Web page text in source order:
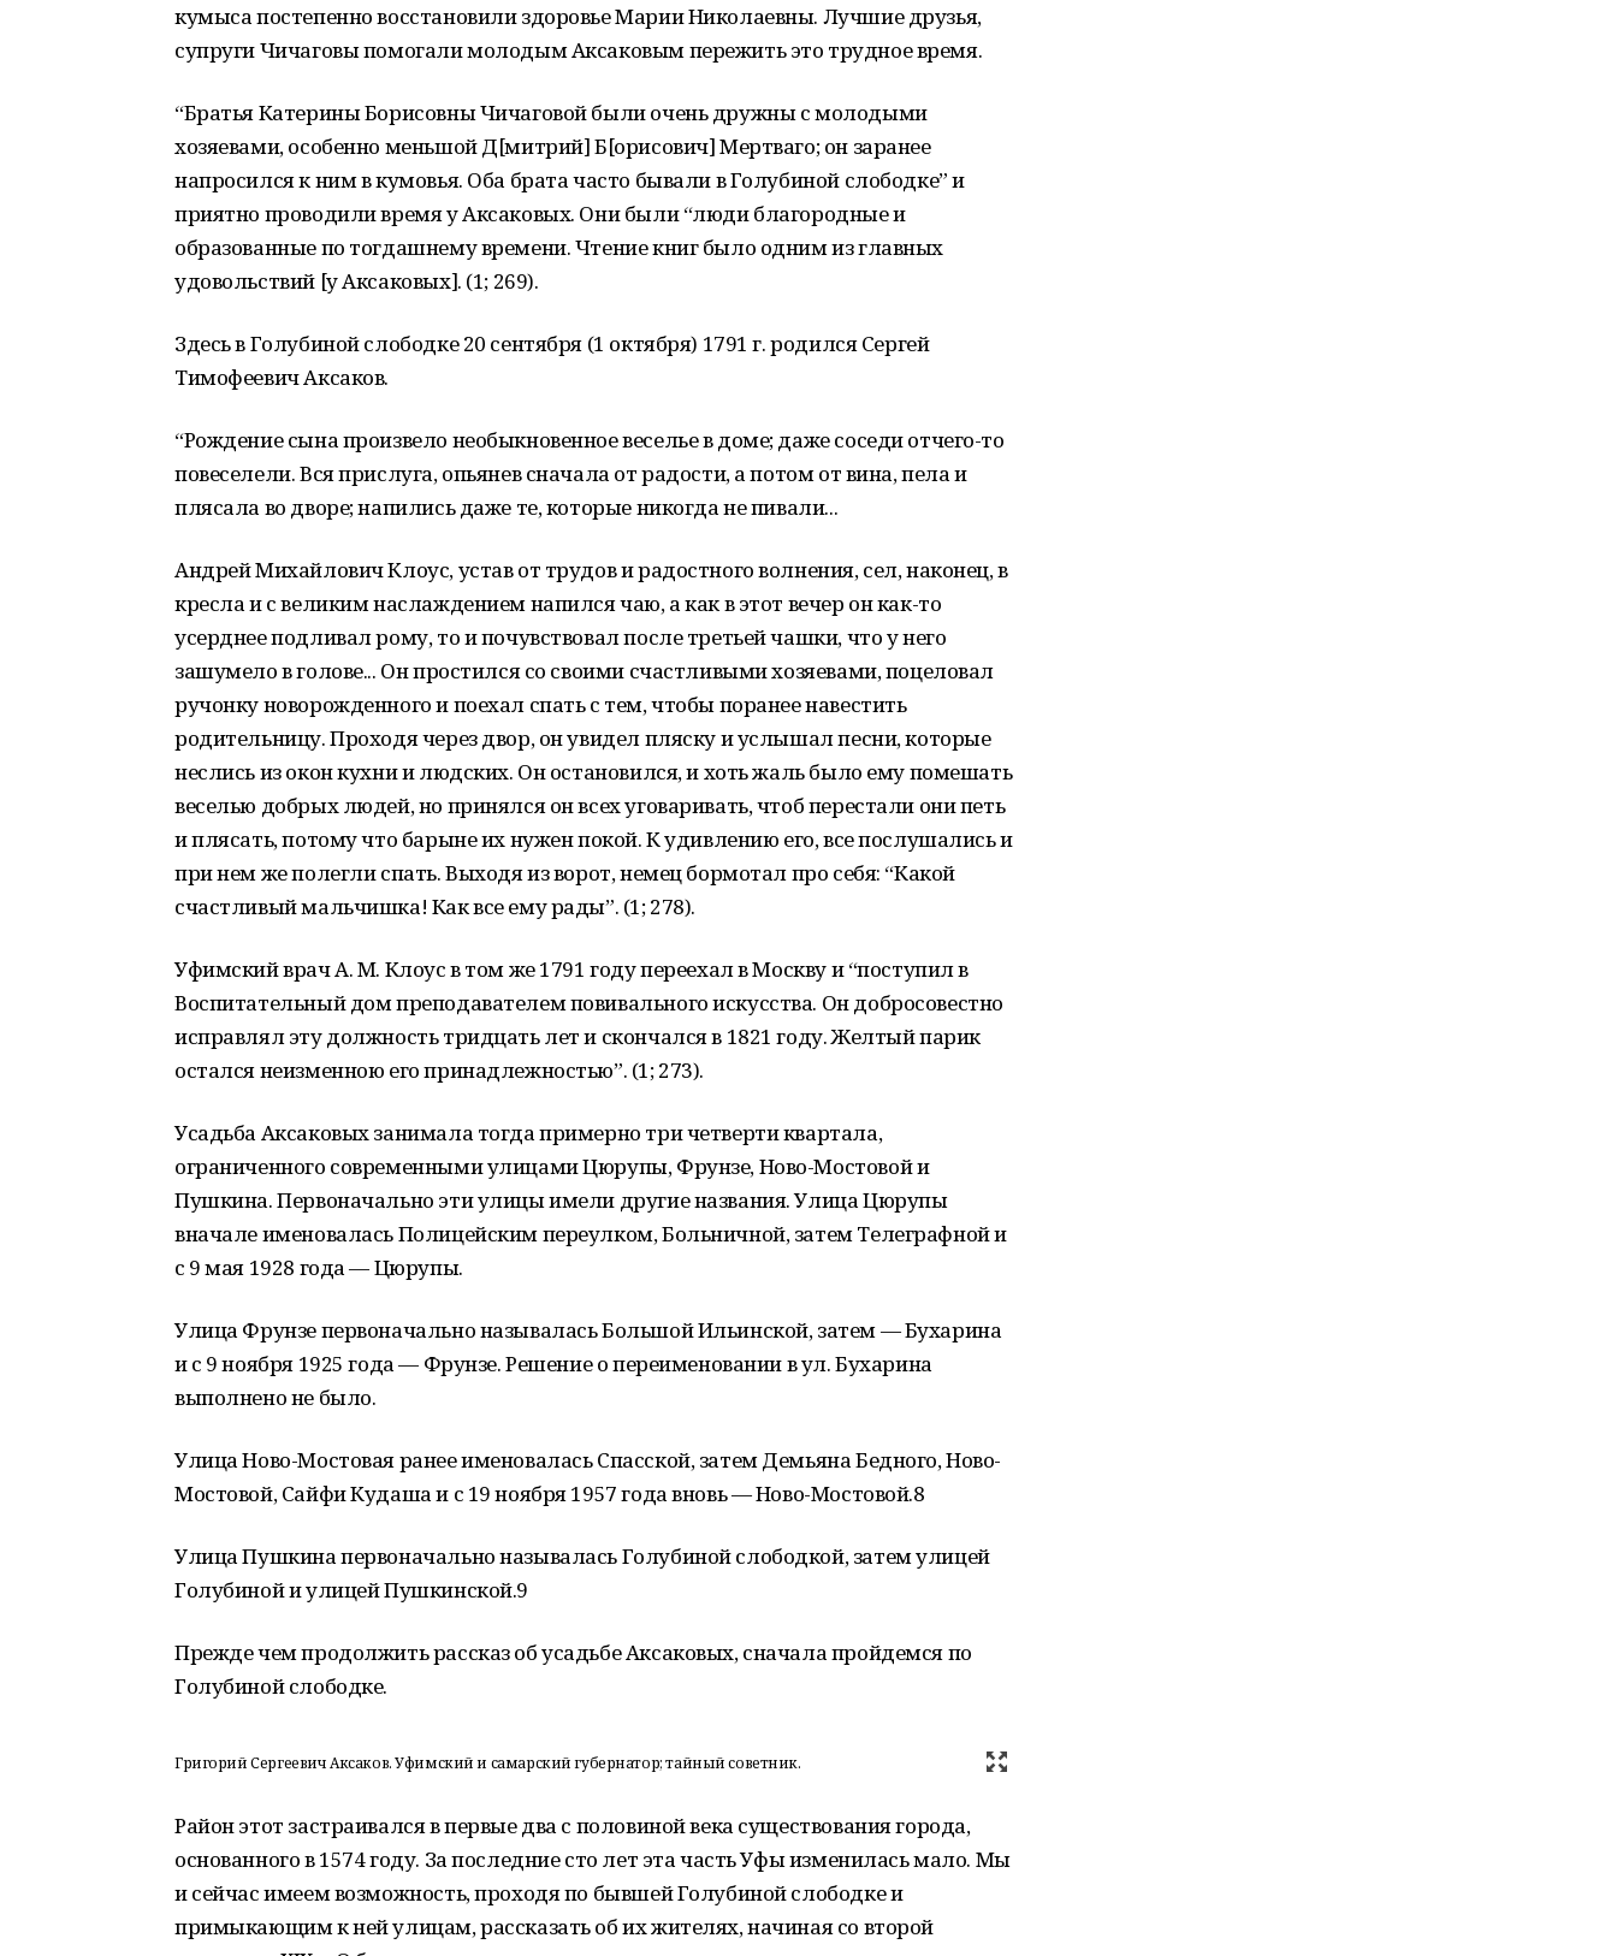
кумыса постепенно восстановили здоровье Марии Николаевны. Лучшие друзья,
супруги Чичаговы помогали молодым Аксаковым пережить это трудное время.
“Братья Катерины Борисовны Чичаговой были очень дружны с молодыми
хозяевами, особенно меньшой Д[митрий] Б[орисович] Мертваго; он заранее
напросился к ним в кумовья. Оба брата часто бывали в Голубиной слободке” и
приятно проводили время у Аксаковых. Они были “люди благородные и
образованные по тогдашнему времени. Чтение книг было одним из главных
удовольствий [у Аксаковых]. (1; 269).
Здесь в Голубиной слободке 20 сентября (1 октября) 1791 г. родился Сергей
Тимофеевич Аксаков.
“Рождение сына произвело необыкновенное веселье в доме; даже соседи отчего-то
повеселели. Вся прислуга, опьянев сначала от радости, а потом от вина, пела и
плясала во дворе; напились даже те, которые никогда не пивали...
Андрей Михайлович Клоус, устав от трудов и радостного волнения, сел, наконец, в
кресла и с великим наслаждением напился чаю, а как в этот вечер он как-то
усерднее подливал рому, то и почувствовал после третьей чашки, что у него
зашумело в голове... Он простился со своими счастливыми хозяевами, поцеловал
ручонку новорожденного и поехал спать с тем, чтобы поранее навестить
родительницу. Проходя через двор, он увидел пляску и услышал песни, которые
неслись из окон кухни и людских. Он остановился, и хоть жаль было ему помешать
веселью добрых людей, но принялся он всех уговаривать, чтоб перестали они петь
и плясать, потому что барыне их нужен покой. К удивлению его, все послушались и
при нем же полегли спать. Выходя из ворот, немец бормотал про себя: “Какой
счастливый мальчишка! Как все ему рады”. (1; 278).
Уфимский врач А. М. Клоус в том же 1791 году переехал в Москву и “поступил в
Воспитательный дом преподавателем повивального искусства. Он добросовестно
исправлял эту должность тридцать лет и скончался в 1821 году. Желтый парик
остался неизменною его принадлежностью”. (1; 273).
Усадьба Аксаковых занимала тогда примерно три четверти квартала,
ограниченного современными улицами Цюрупы, Фрунзе, Ново-Мостовой и
Пушкина. Первоначально эти улицы имели другие названия. Улица Цюрупы
вначале именовалась Полицейским переулком, Больничной, затем Телеграфной и
с 9 мая 1928 года — Цюрупы.
Улица Фрунзе первоначально называлась Большой Ильинской, затем — Бухарина
и с 9 ноября 1925 года — Фрунзе. Решение о переименовании в ул. Бухарина
выполнено не было.
Улица Ново-Мостовая ранее именовалась Спасской, затем Демьяна Бедного, Ново-
Мостовой, Сайфи Кудаша и с 19 ноября 1957 года вновь — Ново-Мостовой.8
Улица Пушкина первоначально называлась Голубиной слободкой, затем улицей
Голубиной и улицей Пушкинской.9
Прежде чем продолжить рассказ об усадьбе Аксаковых, сначала пройдемся по
Голубиной слободке.
Григорий Сергеевич Аксаков. Уфимский и самарский губернатор; тайный советник.
Район этот застраивался в первые два с половиной века существования города,
основанного в 1574 году. За последние сто лет эта часть Уфы изменилась мало. Мы
и сейчас имеем возможность, проходя по бывшей Голубиной слободке и
примыкающим к ней улицам, рассказать об их жителях, начиная со второй